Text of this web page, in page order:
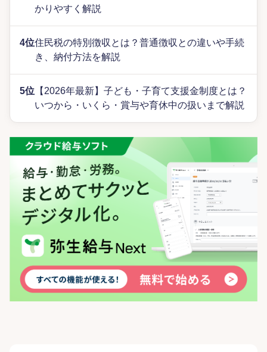
かりやすく解説
4位住民税の特別徴収とは？普通徴収との違いや手続
き、納付方法を解説
5位 【2026年最新】子ども・子育て支援金制度とは？
いつから・いくら・賞与や育休中の扱いまで解説